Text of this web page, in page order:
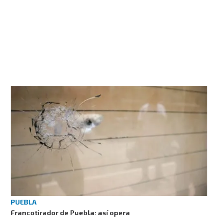
PUEBLA
Francotirador de Puebla: así opera